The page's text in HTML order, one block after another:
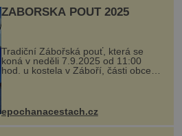
ZÁBOŘSKÁ POUŤ 2025
Tradiční Zábořská pouť, která se
koná v neděli 7.9.2025 od 11:00
hod. u kostela v Záboří, části obce
Kly u Mělníka. V programu naleznete
komentovanou prohlídku kostela,
epochanacestach.cz